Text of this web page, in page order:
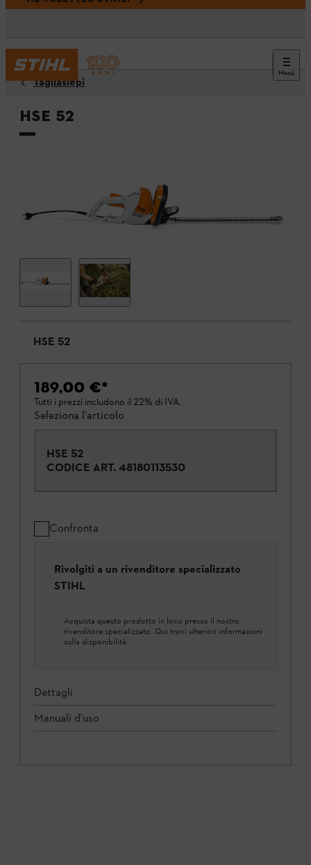
Menù
Tagliasiepi
HSE 52
HSE 52
189,00 €*
Tutti i prezzi includono il 22% di IVA.
Seleziona l'articolo
HSE 52
CODICE ART. 48180113530
Confronta
Rivolgiti a un rivenditore specializzato
STIHL
Acquista questo prodotto in loco presso il nostro
rivenditore specializzato. Qui trovi ulteriori informazioni
sulla disponibilità.
Dettagli
Manuali d'uso